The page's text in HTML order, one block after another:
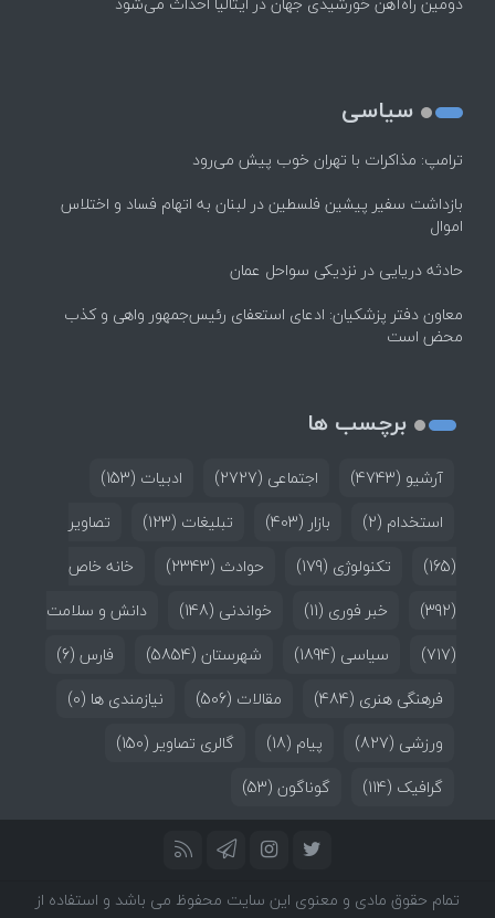
سیاسی
ترامپ: مذاکرات با تهران خوب پیش می‌رود
بازداشت سفیر پیشین فلسطین در لبنان به اتهام فساد و اختلاس
اموال
حادثه دریایی در نزدیکی سواحل عمان
معاون دفتر پزشکیان: ادعای استعفای رئیس‌جمهور واهی و کذب
محض است
برچسب ها
آرشیو (4743) اجتماعی (2727) ادبیات (153)
استخدام (2) بازار (403) تبلیغات (123)
تصاویر
(165)
تکنولوژی (179) حوادث (2343)
خانه خاص
(392)
خبر فوری (11) خواندنی (148)
دانش و سلامت
(717)
سیاسی (1894) شهرستان (5854) فارس (6)
فرهنگی هنری (484) مقالات (506) نیازمندی ها (0)
ورزشی (827) پیام (18) گالری تصاویر (150)
گرافیک (114) گوناگون (53)
تمام حقوق مادی و معنوی این سایت محفوظ می باشد و استفاده از